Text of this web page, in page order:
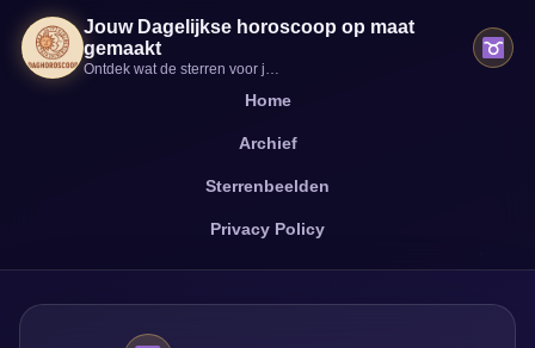
Jouw Dagelijkse horoscoop op maat
gemaakt
Ontdek wat de sterren voor jou vandaag in petto hebben
Home
Archief
Sterrenbeelden
Privacy Policy